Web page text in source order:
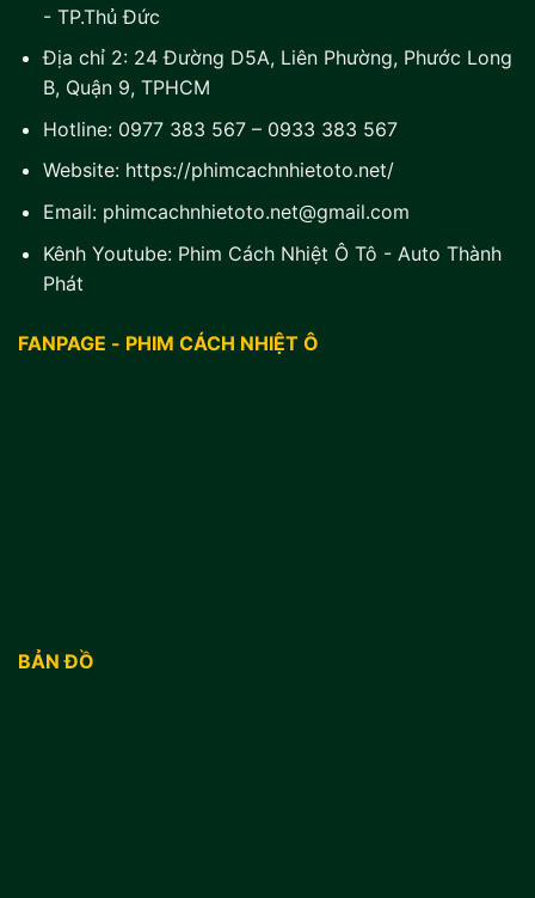
- TP.Thủ Đức
Địa chỉ 2: 24 Đường D5A, Liên Phường, Phước Long
B, Quận 9, TPHCM
Hotline: 0977 383 567– 0933 383 567
Website: https://phimcachnhietoto.net/
Email: phimcachnhietoto.net@gmail.com
Kênh Youtube: Phim Cách Nhiệt Ô Tô - Auto Thành
Phát
FANPAGE - PHIM CÁCH NHIỆT Ô
BẢN ĐỒ